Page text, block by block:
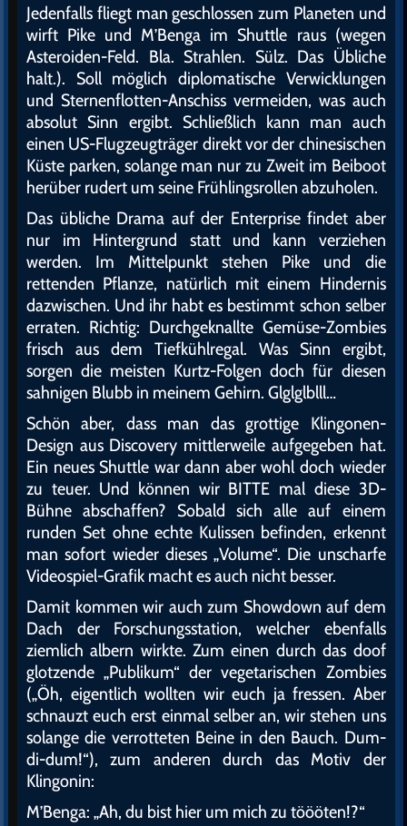
Jedenfalls fliegt man geschlossen zum Planeten und
wirft Pike und M’Benga im Shuttle raus (wegen
Asteroiden-Feld. Bla. Strahlen. Sülz. Das Übliche
halt.). Soll möglich diplomatische Verwicklungen
und Sternenflotten-Anschiss vermeiden, was auch
absolut Sinn ergibt. Schließlich kann man auch
einen US-Flugzeugträger direkt vor der chinesischen
Küste parken, solange man nur zu Zweit im Beiboot
herüber rudert um seine Frühlingsrollen abzuholen.
Das übliche Drama auf der Enterprise findet aber
nur im Hintergrund statt und kann verziehen
werden. Im Mittelpunkt stehen Pike und die
rettenden Pflanze, natürlich mit einem Hindernis
dazwischen. Und ihr habt es bestimmt schon selber
erraten. Richtig: Durchgeknallte Gemüse-Zombies
frisch aus dem Tiefkühlregal. Was Sinn ergibt,
sorgen die meisten Kurtz-Folgen doch für diesen
sahnigen Blubb in meinem Gehirn. Glglglblll…
Schön aber, dass man das grottige Klingonen-
Design aus Discovery mittlerweile aufgegeben hat.
Ein neues Shuttle war dann aber wohl doch wieder
zu teuer. Und können wir BITTE mal diese 3D-
Bühne abschaffen? Sobald sich alle auf einem
runden Set ohne echte Kulissen befinden, erkennt
man sofort wieder dieses „Volume“. Die unscharfe
Videospiel-Grafik macht es auch nicht besser.
Damit kommen wir auch zum Showdown auf dem
Dach der Forschungsstation, welcher ebenfalls
ziemlich albern wirkte. Zum einen durch das doof
glotzende „Publikum“ der vegetarischen Zombies
(„Öh, eigentlich wollten wir euch ja fressen. Aber
schnauzt euch erst einmal selber an, wir stehen uns
solange die verrotteten Beine in den Bauch. Dum-
di-dum!“), zum anderen durch das Motiv der
Klingonin:
M’Benga: „Ah, du bist hier um mich zu töööten!?“